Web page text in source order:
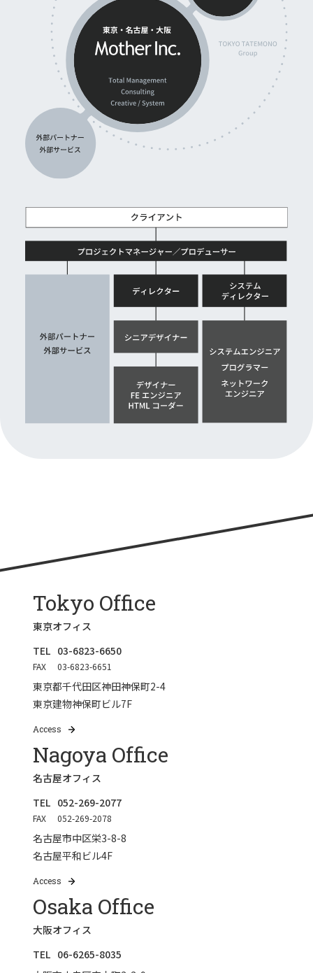
Tokyo Office
東京オフィス
TEL 03-6823-6650
FAX 03-6823-6651
東京都千代田区神田神保町2-4
東京建物神保町ビル7F
Access
Nagoya Office
名古屋オフィス
TEL 052-269-2077
FAX 052-269-2078
名古屋市中区栄3-8-8
名古屋平和ビル4F
Access
Osaka Office
大阪オフィス
TEL 06-6265-8035